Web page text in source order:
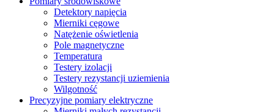
Detektory napięcia
Mierniki cęgowe
Natężenie oświetlenia
Pole magnetyczne
Temperatura
Testery izolacji
Testery rezystancji uziemienia
Wilgotność
Precyzyjne pomiary elektryczne